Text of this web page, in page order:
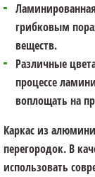
грибковым
веществ.
Различные
процессе
воплощать на
Каркас из
перегородок. В
использовать